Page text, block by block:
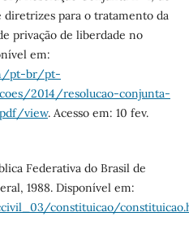
diretrizes para o tratamento da
privação de liberdade no
em:
pt-br/pt-
2014/resolucao-conjunta-
view. Acesso em: 10 fev.
Federativa do Brasil de
1988. Disponível em:
constituicao/